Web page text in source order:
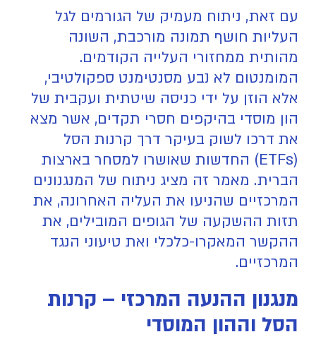
עם זאת, ניתוח מעמיק של הגורמים לגל
העליות חושף תמונה מורכבת, השונה
מהותית ממחזורי העלייה הקודמים.
המומנטום לא נבע מסנטימנט ספקולטיבי,
אלא הוזן על ידי כניסה שיטתית ועקבית של
הון מוסדי בהיקפים חסרי תקדים, אשר מצא
את דרכו לשוק בעיקר דרך קרנות הסל
(ETFs) החדשות שאושרו למסחר בארצות
הברית. מאמר זה מציג ניתוח של המנגנונים
המרכזיים שהניעו את העליה האחרונה, את
תזות ההשקעה של הגופים המובילים, את
ההקשר המאקרו-כלכלי ואת טיעוני הנגד
המרכזיים.
מנגנון ההנעה המרכזי – קרנות
הסל וההון המוסדי